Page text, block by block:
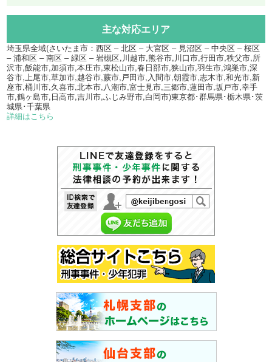
主な対応エリア
埼玉県全域(さいたま市：西区 – 北区 – 大宮区 – 見沼区 – 中央区 – 桜区
– 浦和区 – 南区 – 緑区 – 岩槻区,川越市,熊谷市,川口市,行田市,秩父市,所
沢市,飯能市,加須市,本庄市,東松山市,春日部市,狭山市,羽生市,鴻巣市,深
谷市,上尾市,草加市,越谷市,蕨市,戸田市,入間市,朝霞市,志木市,和光市,新
座市,桶川市,久喜市,北本市,八潮市,富士見市,三郷市,蓮田市,坂戸市,幸手
市,鶴ヶ島市,日高市,吉川市,ふじみ野市,白岡市)東京都･群馬県･栃木県･茨
城県･千葉県
詳細はこちら